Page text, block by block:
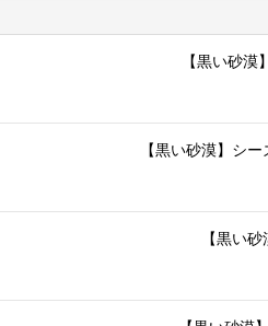
【黒い砂
【黒い砂漠】シ
【黒い